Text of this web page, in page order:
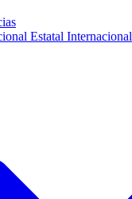
Estatal Internacional